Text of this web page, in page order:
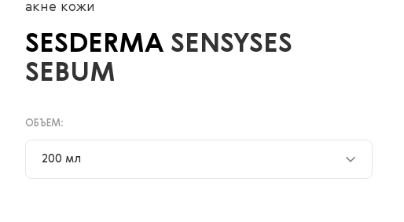
акне кожи
SESDERMA SENSYSES
SEBUM
ОБЪЕМ:
200 мл